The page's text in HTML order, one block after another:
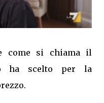
come si chiama il
ha scelto per la